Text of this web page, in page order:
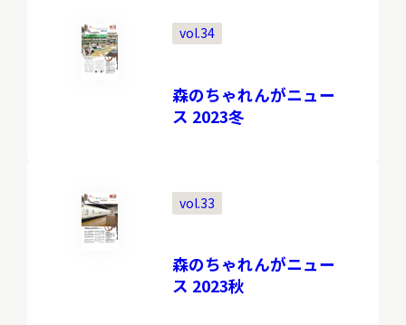
vol.34
森のちゃれんがニュー
ス 2023冬
vol.33
森のちゃれんがニュー
ス 2023秋